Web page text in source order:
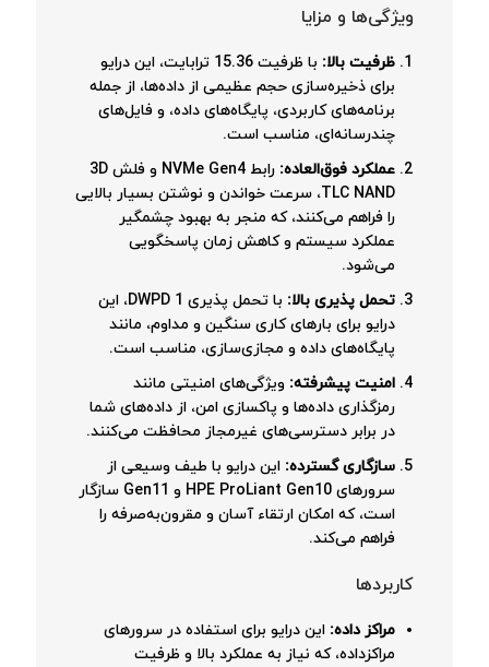
ویژگی‌ها و مزایا
ظرفیت بالا:
با ظرفیت 15.36 ترابایت، این درایو
برای ذخیره‌سازی حجم عظیمی از داده‌ها، از جمله
برنامه‌های کاربردی، پایگاه‌های داده، و فایل‌های
چندرسانه‌ای، مناسب است.
عملکرد فوق‌العاده:
رابط NVMe Gen4 و فلش 3D
TLC NAND، سرعت خواندن و نوشتن بسیار بالایی
را فراهم می‌کنند، که منجر به بهبود چشمگیر
عملکرد سیستم و کاهش زمان پاسخگویی
می‌شود.
تحمل پذیری بالا:
با تحمل پذیری 1 DWPD، این
درایو برای بارهای کاری سنگین و مداوم، مانند
پایگاه‌های داده و مجازی‌سازی، مناسب است.
امنیت پیشرفته: ویژگی‌های امنیتی مانند
رمزگذاری داده‌ها و پاکسازی امن، از داده‌های شما
در برابر دسترسی‌های غیرمجاز محافظت می‌کنند.
سازگاری گسترده: این درایو با طیف وسیعی از
سرورهای HPE ProLiant Gen10 و Gen11 سازگار
است، که امکان ارتقاء آسان و مقرون‌به‌صرفه را
فراهم می‌کند.
کاربردها
مراکز داده: این درایو برای استفاده در سرورهای
مراکزداده، که نیاز به عملکرد بالا و ظرفیت